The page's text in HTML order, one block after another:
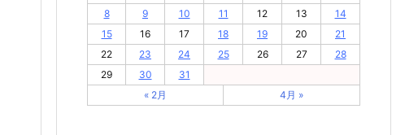
8
9 10 11 12 13
14
15
16 17 18 19 20
21
22
23 24 25 26 27
28
29
30
31
« 2月
4月 »